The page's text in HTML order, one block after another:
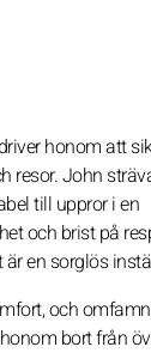
honom att
resor. John
till uppror i en
och brist på
en sorglös
och
bort från